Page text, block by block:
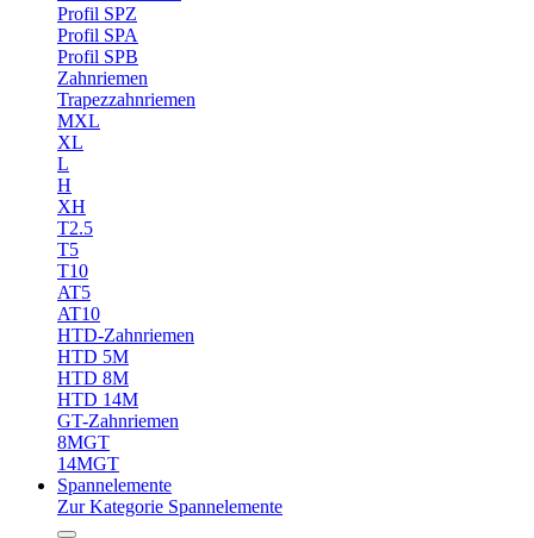
Profil SPZ
Profil SPA
Profil SPB
Zahnriemen
Trapezzahnriemen
MXL
XL
L
H
XH
T2.5
T5
T10
AT5
AT10
HTD-Zahnriemen
HTD 5M
HTD 8M
HTD 14M
GT-Zahnriemen
8MGT
14MGT
Spannelemente
Zur Kategorie Spannelemente